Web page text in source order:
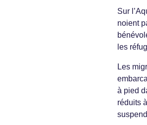
Sur
noient
les
Les
à pied
réduits